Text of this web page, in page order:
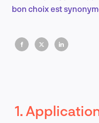
bon choix est
concurrentiel. Si vous
votre entreprise
1.